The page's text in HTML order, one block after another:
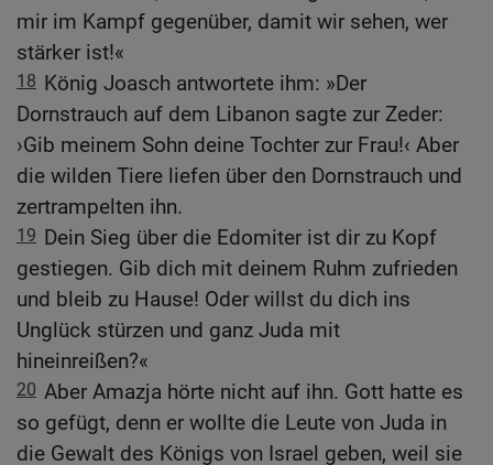
mir im Kampf gegenüber, damit wir sehen, wer
stärker ist!«
18 König Joasch antwortete ihm: »Der
Dornstrauch auf dem Libanon sagte zur Zeder:
›Gib meinem Sohn deine Tochter zur Frau!‹ Aber
die wilden Tiere liefen über den Dornstrauch und
zertrampelten ihn.
19 Dein Sieg über die Edomiter ist dir zu Kopf
gestiegen. Gib dich mit deinem Ruhm zufrieden
und bleib zu Hause! Oder willst du dich ins
Unglück stürzen und ganz Juda mit
hineinreißen?«
20 Aber Amazja hörte nicht auf ihn. Gott hatte es
so gefügt, denn er wollte die Leute von Juda in
die Gewalt des Königs von Israel geben, weil sie